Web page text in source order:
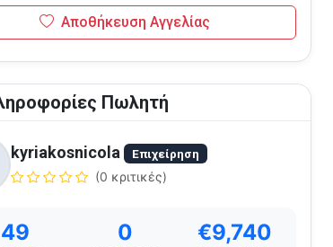
Αποθήκευση Αγγελίας
Πωλητή
kyriakosnicola Επιχείρηση
(0 κριτικές)
49 0 €9,740